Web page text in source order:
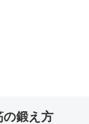
の鍛え方